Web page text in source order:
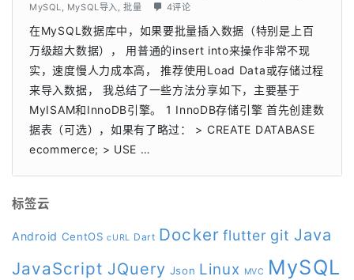
MySQL
MySQL导入 批量 4评论
在MySQL数据库中，如果要批量插入数据（特别是上百
万级超大数据）， 用普通的insert into来操作非常不现
实，速度慢人力成本高， 推荐使用Load Data或存储过程
来导入数据， 我总结了一些方法分享如下，主要基于
MyISAM和InnoDB引擎。 1 InnoDB存储引擎 首先创建数
据表（可选），如果有了略过： > CREATE DATABASE
ecommerce; > USE …
标签云
Android CentOS cURL Dart Docker flutter git Java
JavaScript JQuery Json Linux MVC MySQL